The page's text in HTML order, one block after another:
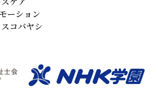
も発信中！